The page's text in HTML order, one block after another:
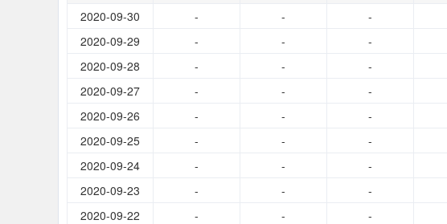
2020-09-30
- - -
2020-09-29
- - -
2020-09-28
- - -
2020-09-27
- - -
2020-09-26
- - -
2020-09-25
- - -
2020-09-24
- - -
2020-09-23
- - -
2020-09-22
- - -